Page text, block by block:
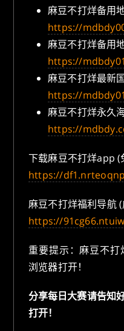
麻豆不打烊备用地
https://
麻豆不打烊备用地
https://
麻豆不打烊最新
https://
麻豆不打烊永久
https://
下载麻豆不打烊app (
https://
麻豆不打烊福利导航 (
https://
重要提示：麻豆不
浏览器打开！
分享每日大赛请告知
打开！